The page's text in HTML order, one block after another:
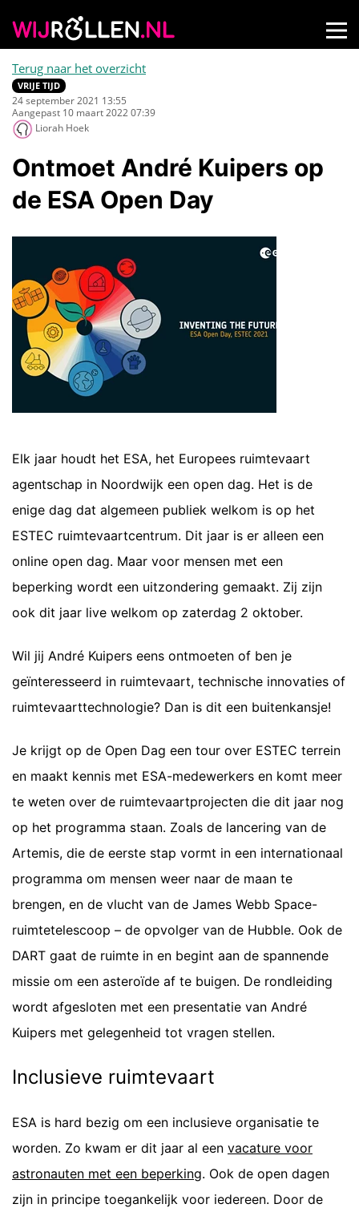
Terug naar het overzicht
VRIJE TIJD
24 september 2021 13:55
Aangepast 10 maart 2022 07:39
Liorah Hoek
Ontmoet André Kuipers op
de ESA Open Day
Elk jaar houdt het ESA, het Europees ruimtevaart
agentschap in Noordwijk een open dag. Het is de
enige dag dat algemeen publiek welkom is op het
ESTEC ruimtevaartcentrum. Dit jaar is er alleen een
online open dag. Maar voor mensen met een
beperking wordt een uitzondering gemaakt. Zij zijn
ook dit jaar live welkom op zaterdag 2 oktober.
Wil jij André Kuipers eens ontmoeten of ben je
geïnteresseerd in ruimtevaart, technische innovaties of
ruimtevaarttechnologie? Dan is dit een buitenkansje!
Je krijgt op de Open Dag een tour over ESTEC terrein
en maakt kennis met ESA-medewerkers en komt meer
te weten over de ruimtevaartprojecten die dit jaar nog
op het programma staan. Zoals de lancering van de
Artemis, die de eerste stap vormt in een internationaal
programma om mensen weer naar de maan te
brengen, en de vlucht van de James Webb Space-
ruimtetelescoop – de opvolger van de Hubble. Ook de
DART gaat de ruimte in en begint aan de spannende
missie om een asteroïde af te buigen. De rondleiding
wordt afgesloten met een presentatie van André
Kuipers met gelegenheid tot vragen stellen.
Inclusieve ruimtevaart
ESA is hard bezig om een inclusieve organisatie te
worden. Zo kwam er dit jaar al een vacature voor
astronauten met een beperking. Ook de open dagen
zijn in principe toegankelijk voor iedereen. Door de